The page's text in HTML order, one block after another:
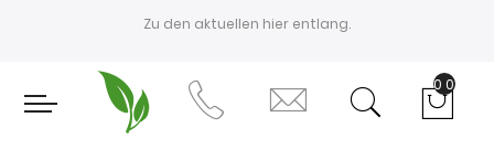
Zu den aktuellen hier entlang.
0